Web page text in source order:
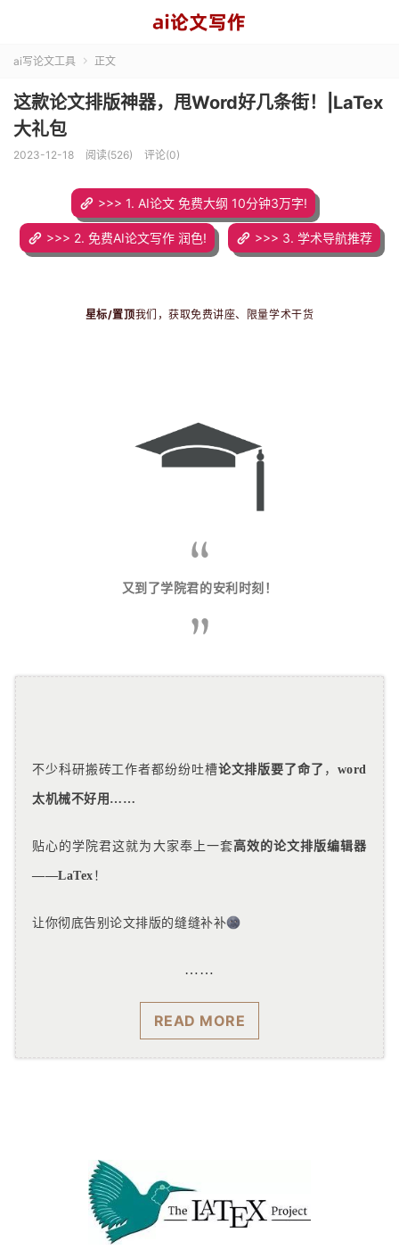
ai写论文工具  正文
这款论文排版神器，甩Word好几条街！|LaTex
大礼包
2023-12-18 阅读(526) 评论(0)
>>> 1. AI论文 免费大纲 10分钟3万字!
>>> 2. 免费AI论文写作 润色! >>> 3. 学术导航推荐
星标/置顶我们，获取免费讲座、限量学术干货
又到了学院君的安利时刻！
不少科研搬砖工作者都纷纷吐槽论文排版要了命了 ， word
太机械不好用……
贴心的学院君这就为大家奉上一套高效的论文排版编辑器
——LaTex ！
让你彻底告别论文排版的缝缝补补
……
READ MORE